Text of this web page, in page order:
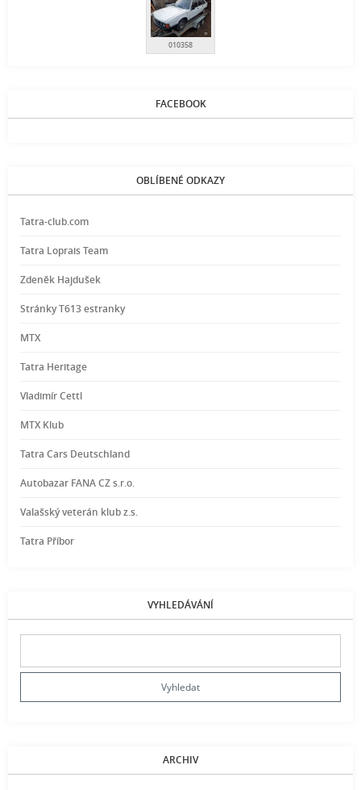
010358
FACEBOOK
OBLÍBENÉ ODKAZY
Tatra-club.com
Tatra Loprais Team
Zdeněk Hajdušek
Stránky T613 estranky
MTX
Tatra Heritage
Vladimír Cettl
MTX Klub
Tatra Cars Deutschland
Autobazar FANA CZ s.r.o.
Valašský veterán klub z.s.
Tatra Příbor
VYHLEDÁVÁNÍ
ARCHIV